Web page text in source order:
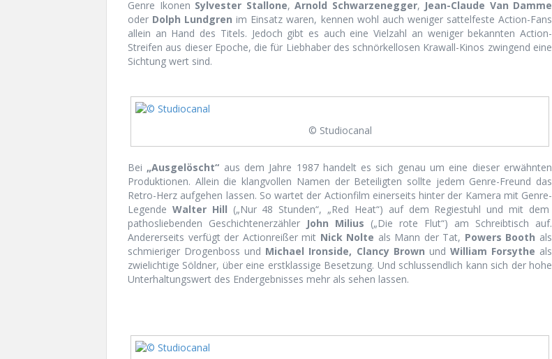
Genre Ikonen Sylvester Stallone, Arnold Schwarzenegger, Jean-Claude Van Damme
oder Dolph Lundgren im Einsatz waren, kennen wohl auch weniger sattelfeste Action-Fans
allein an Hand des Titels. Jedoch gibt es auch eine Vielzahl an weniger bekannten Action-
Streifen aus dieser Epoche, die für Liebhaber des schnörkellosen Krawall-Kinos zwingend eine
Sichtung wert sind.
© Studiocanal
Bei „Ausgelöscht“ aus dem Jahre 1987 handelt es sich genau um eine dieser erwähnten
Produktionen. Allein die klangvollen Namen der Beteiligten sollte jedem Genre-Freund das
Retro-Herz aufgehen lassen. So wartet der Actionfilm einerseits hinter der Kamera mit Genre-
Legende Walter Hill („Nur 48 Stunden“, „Red Heat“) auf dem Regiestuhl und mit dem
pathosliebenden Geschichtenerzähler John Milius („Die rote Flut“) am Schreibtisch auf.
Andererseits verfügt der Actionreißer mit Nick Nolte als Mann der Tat, Powers Booth als
schmieriger Drogenboss und Michael Ironside, Clancy Brown und William Forsythe als
zwielichtige Söldner, über eine erstklassige Besetzung. Und schlussendlich kann sich der hohe
Unterhaltungswert des Endergebnisses mehr als sehen lassen.